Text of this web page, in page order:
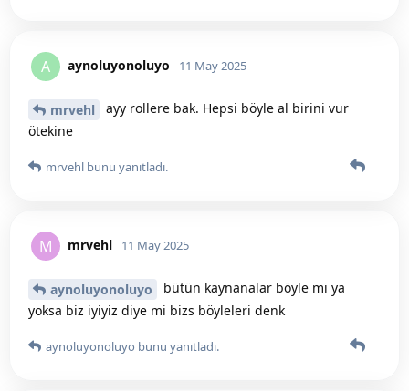
A aynoluyonoluyo 11 May 2025
mrvehl
ayy rollere bak. Hepsi böyle al birini vur
ötekine
mrvehl bunu yanıtladı.
M mrvehl 11 May 2025
aynoluyonoluyo
bütün kaynanalar böyle mi ya
yoksa biz iyiyiz diye mi bizs böyleleri denk
aynoluyonoluyo bunu yanıtladı.